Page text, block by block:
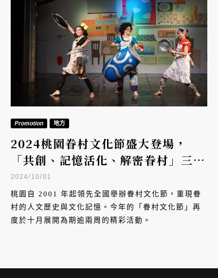
Promotion 地方
2024桃園眷村文化節盛大登場，
「共創、記憶活化、解密眷村」三大
核心精彩打造眷村之趣
2024/10/01
桃園自 2001 年起領先全國舉辦眷村文化節，重現眷
村的人文歷史與文化記憶。今年的「眷村文化節」再
度於十月展開為期逾兩周的精彩活動。